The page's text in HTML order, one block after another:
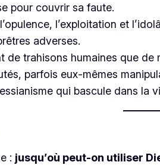
pour couvrir sa faute.
l’exploitation et
adverses.
de trahisons humaines que de
parfois eux-mêmes
qui bascule dans la
: jusqu’où peut-on utiliser